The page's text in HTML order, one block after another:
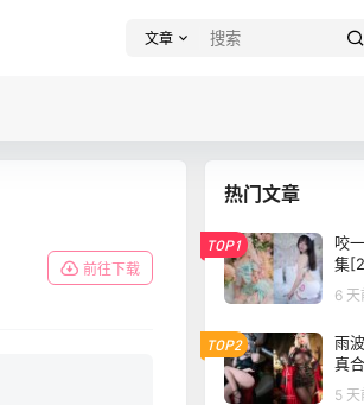
文章
前往下载
热门文章
TOP1
咬
集
6 天
TOP2
雨
真
5 天